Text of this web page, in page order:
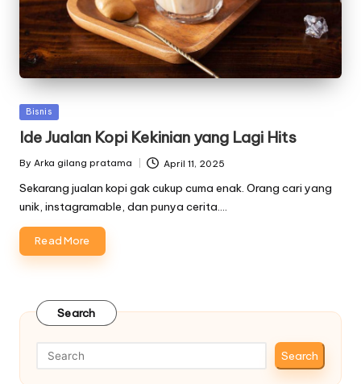
Posted
Bisnis
Ide Jualan Kopi Kekinian yang Lagi Hits
Posted
By Arka gilang pratama April 11, 2025
Sekarang jualan kopi gak cukup cuma enak. Orang cari yang
unik, instagramable, dan punya cerita.…
Read More
Search
Search